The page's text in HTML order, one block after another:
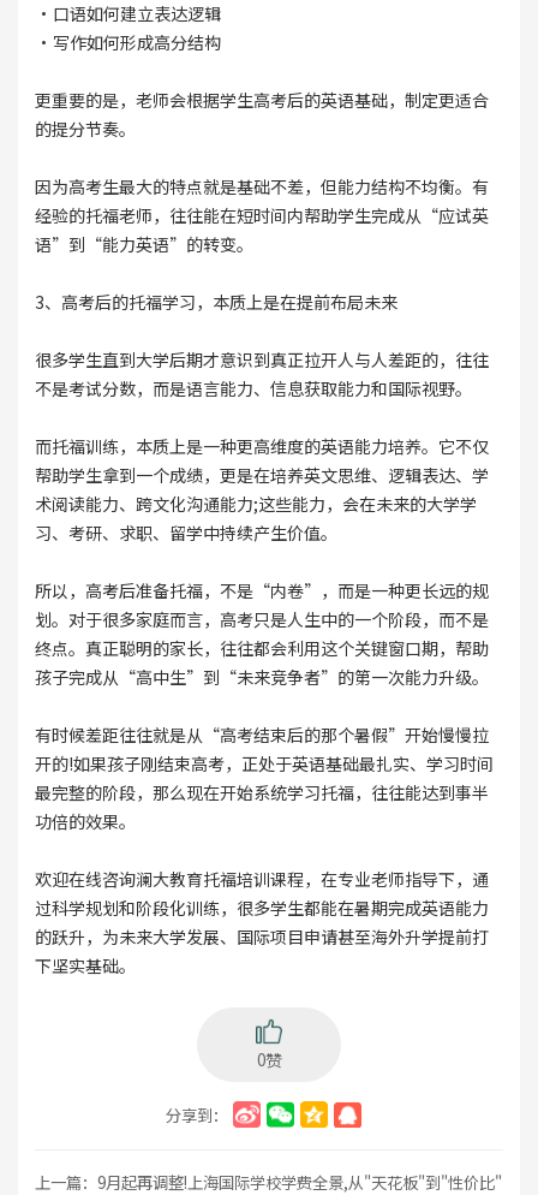
·口语如何建立表达逻辑
·写作如何形成高分结构
更重要的是，老师会根据学生高考后的英语基础，制定更适合
的提分节奏。
因为高考生最大的特点就是基础不差，但能力结构不均衡。有
经验的托福老师，往往能在短时间内帮助学生完成从“应试英
语”到“能力英语”的转变。
3、高考后的托福学习，本质上是在提前布局未来
很多学生直到大学后期才意识到真正拉开人与人差距的，往往
不是考试分数，而是语言能力、信息获取能力和国际视野。
而托福训练，本质上是一种更高维度的英语能力培养。它不仅
帮助学生拿到一个成绩，更是在培养英文思维、逻辑表达、学
术阅读能力、跨文化沟通能力;这些能力，会在未来的大学学
习、考研、求职、留学中持续产生价值。
所以，高考后准备托福，不是“内卷”，而是一种更长远的规
划。对于很多家庭而言，高考只是人生中的一个阶段，而不是
终点。真正聪明的家长，往往都会利用这个关键窗口期，帮助
孩子完成从“高中生”到“未来竞争者”的第一次能力升级。
有时候差距往往就是从“高考结束后的那个暑假”开始慢慢拉
开的!如果孩子刚结束高考，正处于英语基础最扎实、学习时间
最完整的阶段，那么现在开始系统学习托福，往往能达到事半
功倍的效果。
欢迎在线咨询澜大教育托福培训课程，在专业老师指导下，通
过科学规划和阶段化训练，很多学生都能在暑期完成英语能力
的跃升，为未来大学发展、国际项目申请甚至海外升学提前打
下坚实基础。
0赞
分享到：
上一篇： 9月起再调整!上海国际学校学费全景,从"天花板"到"性价比"